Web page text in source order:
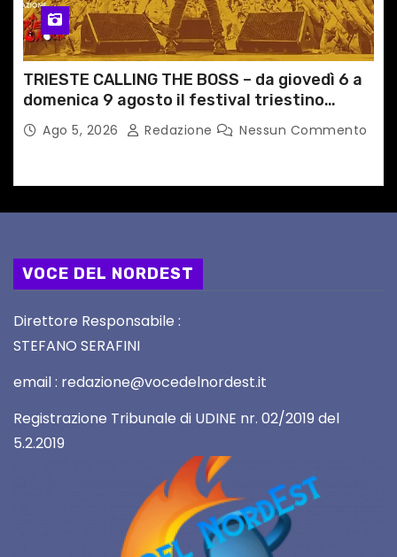
TRIESTE CALLING THE BOSS – da giovedì 6 a
domenica 9 agosto il festival triestino
dedicato a Springsteen
Ago 5, 2026 Redazione Nessun Commento
VOCE DEL NORDEST
Direttore Responsabile :
STEFANO SERAFINI
email : redazione@vocedelnordest.it
Registrazione Tribunale di UDINE nr. 02/2019 del
5.2.2019